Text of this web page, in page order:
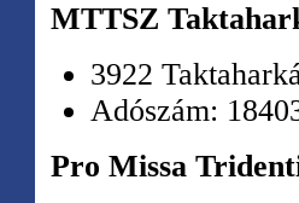
MTTSZ
3922
Adószám:
Pro Missa